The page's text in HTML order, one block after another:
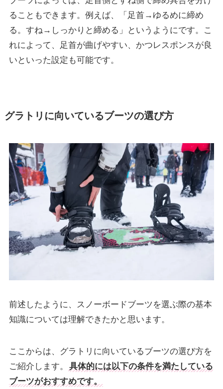
ることもできます。例えば、「足首→ゆるめに締め
る。すね→しっかりと締める」というようにです。こ
れによって、足首が曲げやすい、かつレスポンスが良
いといった設定も可能です。
グラトリに向いているブーツの選び方
前述したように、スノーボードブーツを選ぶ際の基本
知識については理解できたかと思います。
ここからは、グラトリに向いているブーツの選び方を
ご紹介します。
具体的には以下の条件を満たしている
ブーツがおすすめです。